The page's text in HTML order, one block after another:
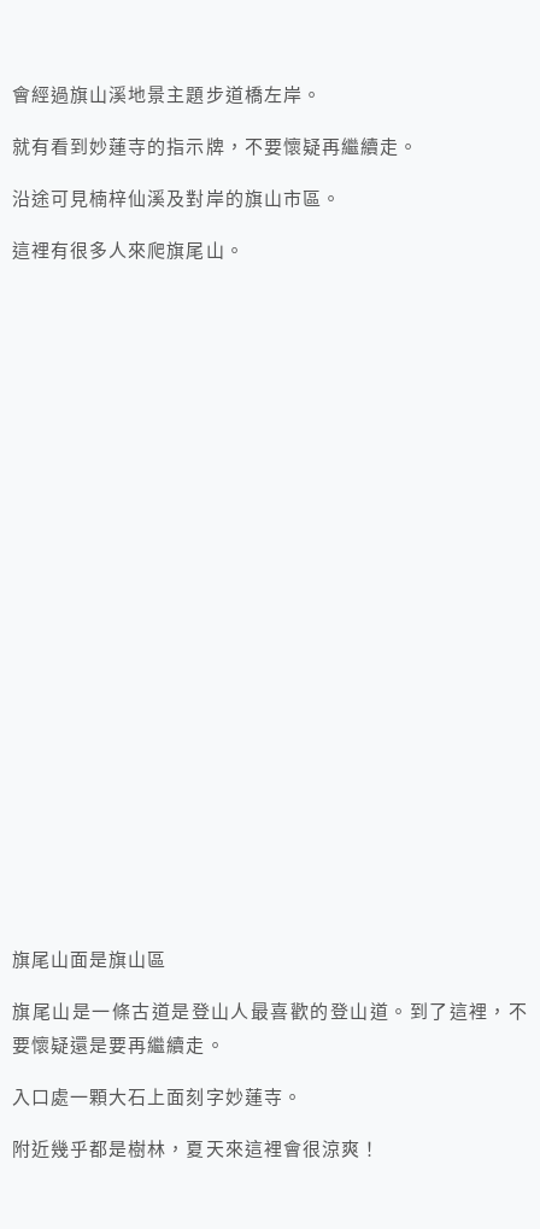
會經過旗山溪地景主題步道橋左岸。
就有看到妙蓮寺的指示牌，不要懷疑再繼續走。
沿途可見楠梓仙溪及對岸的旗山市區。
這裡有很多人來爬旗尾山。
旗尾山面是旗山區
旗尾山是一條古道是登山人最喜歡的登山道。到了這裡，不
要懷疑還是要再繼續走。
入口處一顆大石上面刻字妙蓮寺。
附近幾乎都是樹林，夏天來這裡會很涼爽！